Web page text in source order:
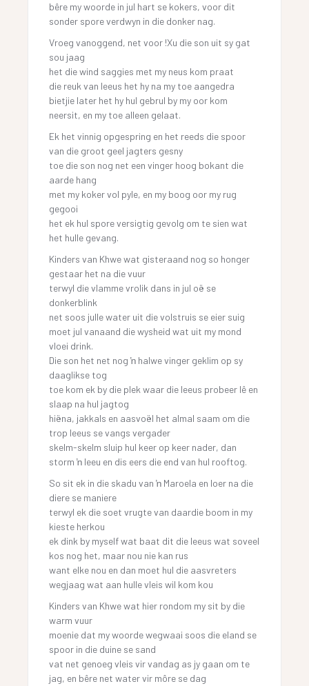
bêre my woorde in jul hart se kokers, voor dit
sonder spore verdwyn in die donker nag.
Vroeg vanoggend, net voor !Xu die son uit sy gat
sou jaag
het die wind saggies met my neus kom praat
die reuk van leeus het hy na my toe aangedra
bietjie later het hy hul gebrul by my oor kom
neersit, en my toe alleen gelaat.
Ek het vinnig opgespring en het reeds die spoor
van die groot geel jagters gesny
toe die son nog net een vinger hoog bokant die
aarde hang
met my koker vol pyle, en my boog oor my rug
gegooi
het ek hul spore versigtig gevolg om te sien wat
het hulle gevang.
Kinders van Khwe wat gisteraand nog so honger
gestaar het na die vuur
terwyl die vlamme vrolik dans in jul oë se
donkerblink
net soos julle water uit die volstruis se eier suig
moet jul vanaand die wysheid wat uit my mond
vloei drink.
Die son het net nog ŉ halwe vinger geklim op sy
daaglikse tog
toe kom ek by die plek waar die leeus probeer lê en
slaap na hul jagtog
hiëna, jakkals en aasvoël het almal saam om die
trop leeus se vangs vergader
skelm-skelm sluip hul keer op keer nader, dan
storm ŉ leeu en dis eers die end van hul rooftog.
So sit ek in die skadu van ŉ Maroela en loer na die
diere se maniere
terwyl ek die soet vrugte van daardie boom in my
kieste herkou
ek dink by myself wat baat dit die leeus wat soveel
kos nog het, maar nou nie kan rus
want elke nou en dan moet hul die aasvreters
wegjaag wat aan hulle vleis wil kom kou
Kinders van Khwe wat hier rondom my sit by die
warm vuur
moenie dat my woorde wegwaai soos die eland se
spoor in die duine se sand
vat net genoeg vleis vir vandag as jy gaan om te
jag, en bêre net water vir môre se dag